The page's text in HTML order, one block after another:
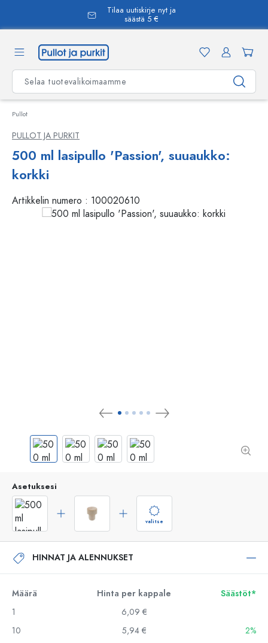
Tilaa uutiskirje nyt ja
säästä 5 €
Pullot
PULLOT JA PURKIT
500 ml lasipullo 'Passion', suuaukko:
korkki
Artikkelin numero : 100020610
Asetuksesi
valitse
HINNAT JA ALENNUKSET
Määrä Hinta per kappale
Säästöt*
1
6,09 €
10
5,94 €
2%